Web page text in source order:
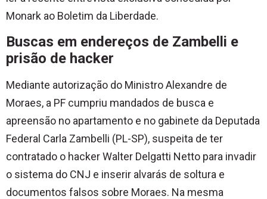
Monark ao Boletim da Liberdade.
Buscas em endereços de Zambelli e
prisão de hacker
Mediante autorização do Ministro Alexandre de
Moraes, a PF cumpriu mandados de busca e
apreensão no apartamento e no gabinete da Deputada
Federal Carla Zambelli (PL-SP), suspeita de ter
contratado o hacker Walter Delgatti Netto para invadir
o sistema do CNJ e inserir alvarás de soltura e
documentos falsos sobre Moraes. Na mesma